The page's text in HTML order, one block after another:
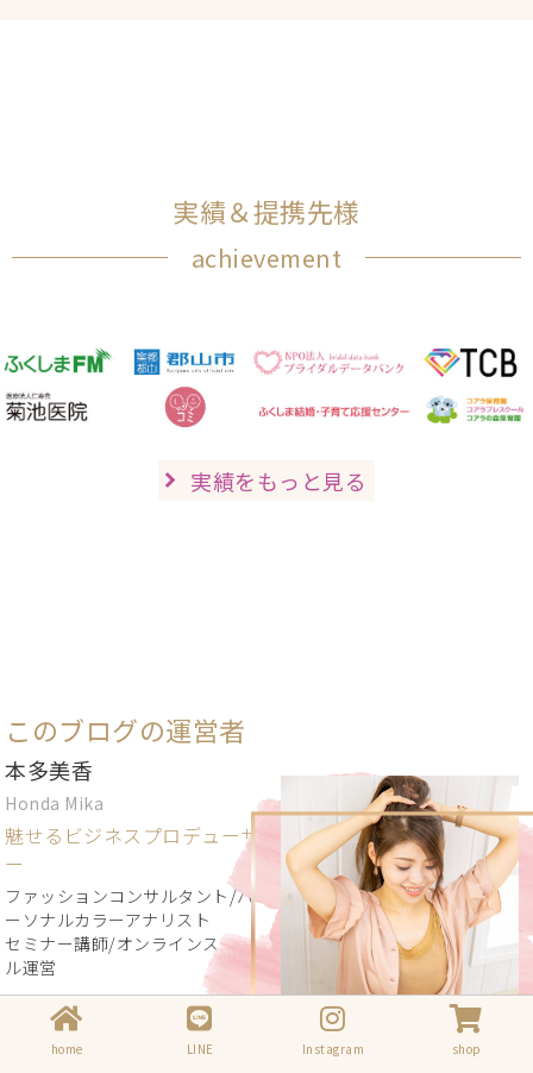
実績＆提携先様
achievement
実績をもっと見る
このブログの運営者
本多美香
Honda Mika
魅せるビジネスプロデューサ
ー
ファッションコンサルタント/パ
ーソナルカラーアナリスト
セミナー講師/オンラインスクー
ル運営
全国の商工会議所、地方自治
体などから招待され、数々の
home LINE Instagram shop